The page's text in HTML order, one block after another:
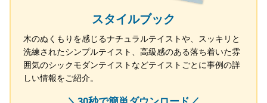
スタイルブック
木のぬくもりを感じるナチュラルテイストや、スッキリと
洗練されたシンプルテイスト、高級感のある落ち着いた雰
囲気のシックモダンテイストなどテイストごとに事例の詳
しい情報をご紹介。